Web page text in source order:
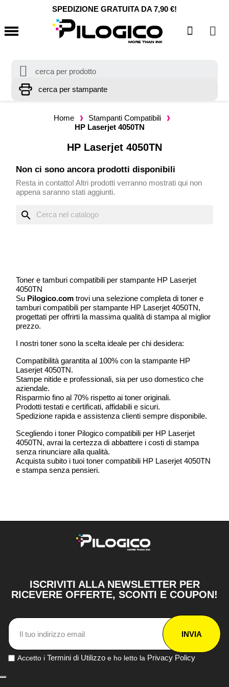
SPEDIZIONE GRATUITA DA 7,90 €!
Home
Stampanti Compatibili
HP Laserjet 4050TN
HP Laserjet 4050TN
Non ci sono ancora prodotti disponibili
Resta in contatto! Altri prodotti verranno mostrati qui non
appena saranno stati aggiunti.
search
Toner e tamburi compatibili per stampante HP Laserjet
4050TN
Su Pilogico.com trovi una selezione completa di toner e
tamburi compatibili per stampante HP Laserjet 4050TN,
progettati per offrirti la massima qualità di stampa al miglior
prezzo.
I nostri toner sono la scelta ideale per chi desidera:
Compatibilità garantita al 100% con la stampante HP
Laserjet 4050TN.
Stampe nitide e professionali, sia per uso domestico che
aziendale.
Risparmio fino al 70% rispetto ai toner originali.
Prodotti testati e certificati, affidabili e sicuri.
Spedizione rapida e assistenza clienti sempre disponibile.
Scegliendo i toner Pilogico compatibili per HP Laserjet
4050TN, avrai la certezza di abbattere i costi di stampa
senza rinunciare alla qualità.
Acquista subito i tuoi toner compatibili HP Laserjet 4050TN
e stampa senza pensieri.
ISCRIVITI ALLA NEWSLETTER PER
RICEVERE OFFERTE, SCONTI E COUPON!
INVIA
Accetto i Termini di Utilizzo e ho letto la Privacy Policy